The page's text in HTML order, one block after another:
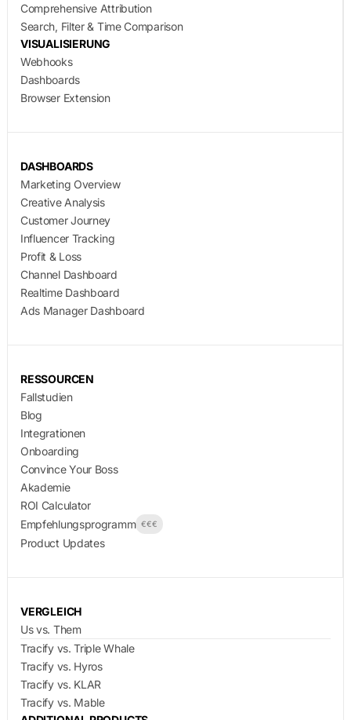
Comprehensive Attribution
Search, Filter & Time Comparison
VISUALISIERUNG
Webhooks
Dashboards
Browser Extension
DASHBOARDS
Marketing Overview
Creative Analysis
Customer Journey
Influencer Tracking
Profit & Loss
Channel Dashboard
Realtime Dashboard
Ads Manager Dashboard
RESSOURCEN
Fallstudien
Blog
Integrationen
Onboarding
Convince Your Boss
Akademie
ROI Calculator
Empfehlungsprogramm €€€
Product Updates
VERGLEICH
Us vs. Them
Tracify vs. Triple Whale
Tracify vs. Hyros
Tracify vs. KLAR
Tracify vs. Mable